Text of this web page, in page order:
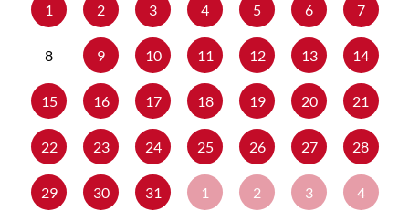
1
2 3 4 5 6 7
8 9 10 11 12 13 14
15 16 17 18 19 20 21
22 23 24 25 26 27 28
29 30 31 1 2 3 4